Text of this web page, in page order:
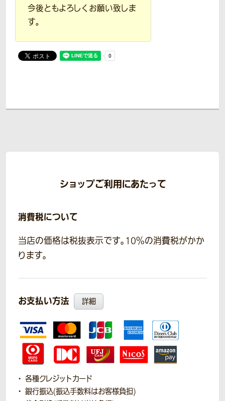
今後ともよろしくお願い致しま
す。
ショップご利用にあたって
消費税について
当店の価格は税抜表示です。10％の消費税がかか
ります。
お支払い方法 詳細
各種クレジットカード
銀行振込(振込手数料はお客様負担)